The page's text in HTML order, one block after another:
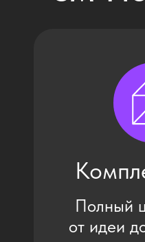
Гарантии
индивидуальный
на каждом
Качество